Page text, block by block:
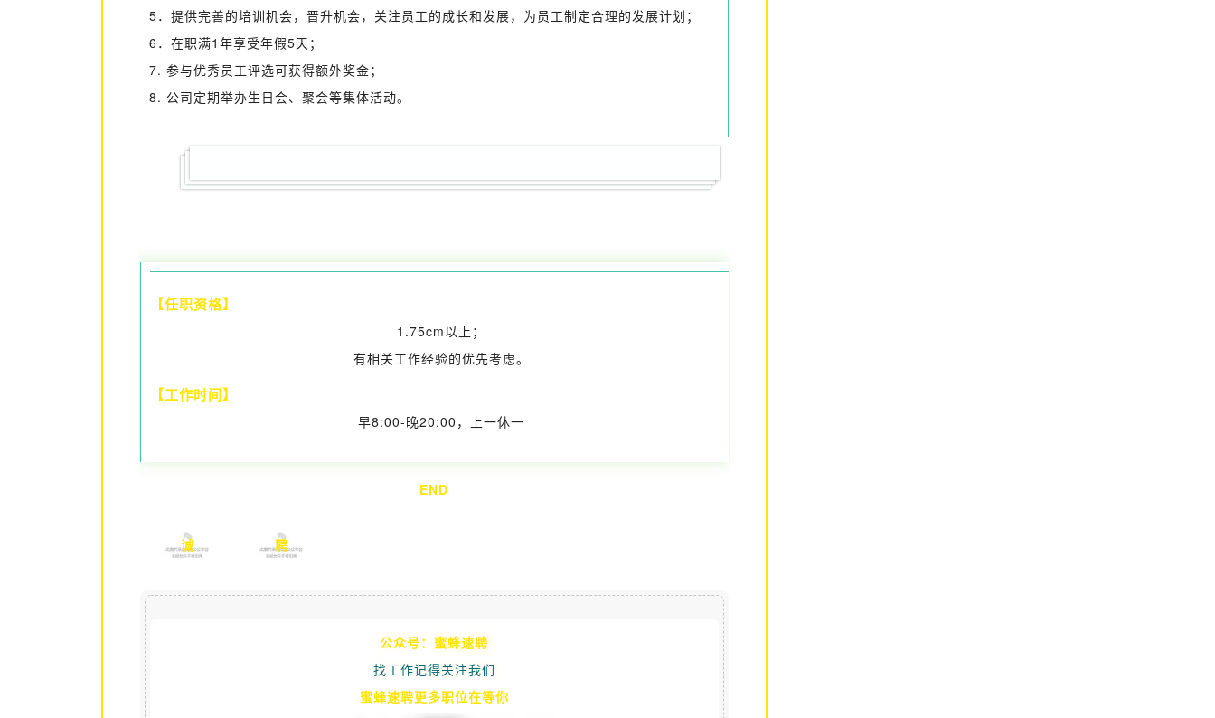
5．提供完善的培训机会，晋升机会，关注员工的成长和发展，为员工制定合理的发展计划；
6．在职满1年享受年假5天；
7. 参与优秀员工评选可获得额外奖金；
8. 公司定期举办生日会、聚会等集体活动。
【任职资格】
1.75cm以上；
有相关工作经验的优先考虑。
【工作时间】
早8:00-晚20:00，上一休一
END
诚 聘
公众号：蜜蜂速聘
找工作记得关注我们
蜜蜂速聘更多职位在等你